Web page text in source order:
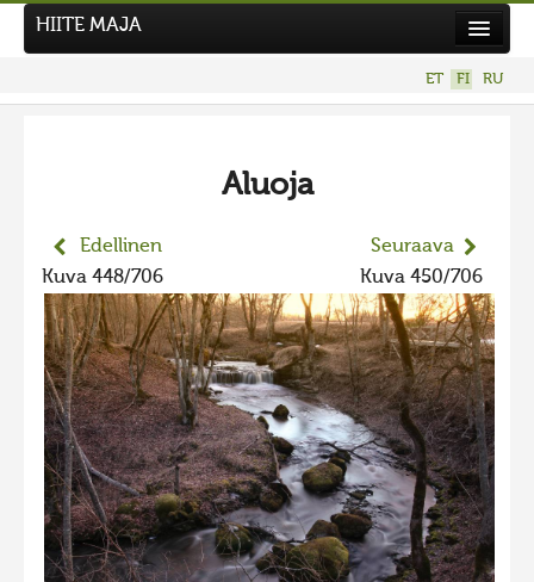
Hiite kuvavõistlus 2026
Hiisien kuvakilpailu 2025
2025 kuvakilpailu lisä
Liikuvad kuvad 2025
Hiisien kuvakilpailu 2024
2024 kuvakilpailu lisä
Liikkuvat kuvat 2024
Hiisien kuvakilpailu 2023
2023 kuvakilpailu lisä
HIITE MAJA
ET FI RU
Aluoja
Edellinen
Kuva 448/706
Seuraava
Kuva 450/706